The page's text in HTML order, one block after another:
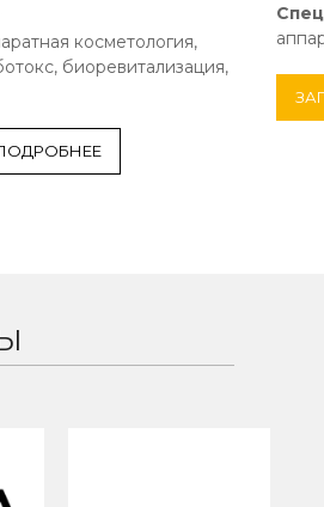
косметология,
биоревитализация,